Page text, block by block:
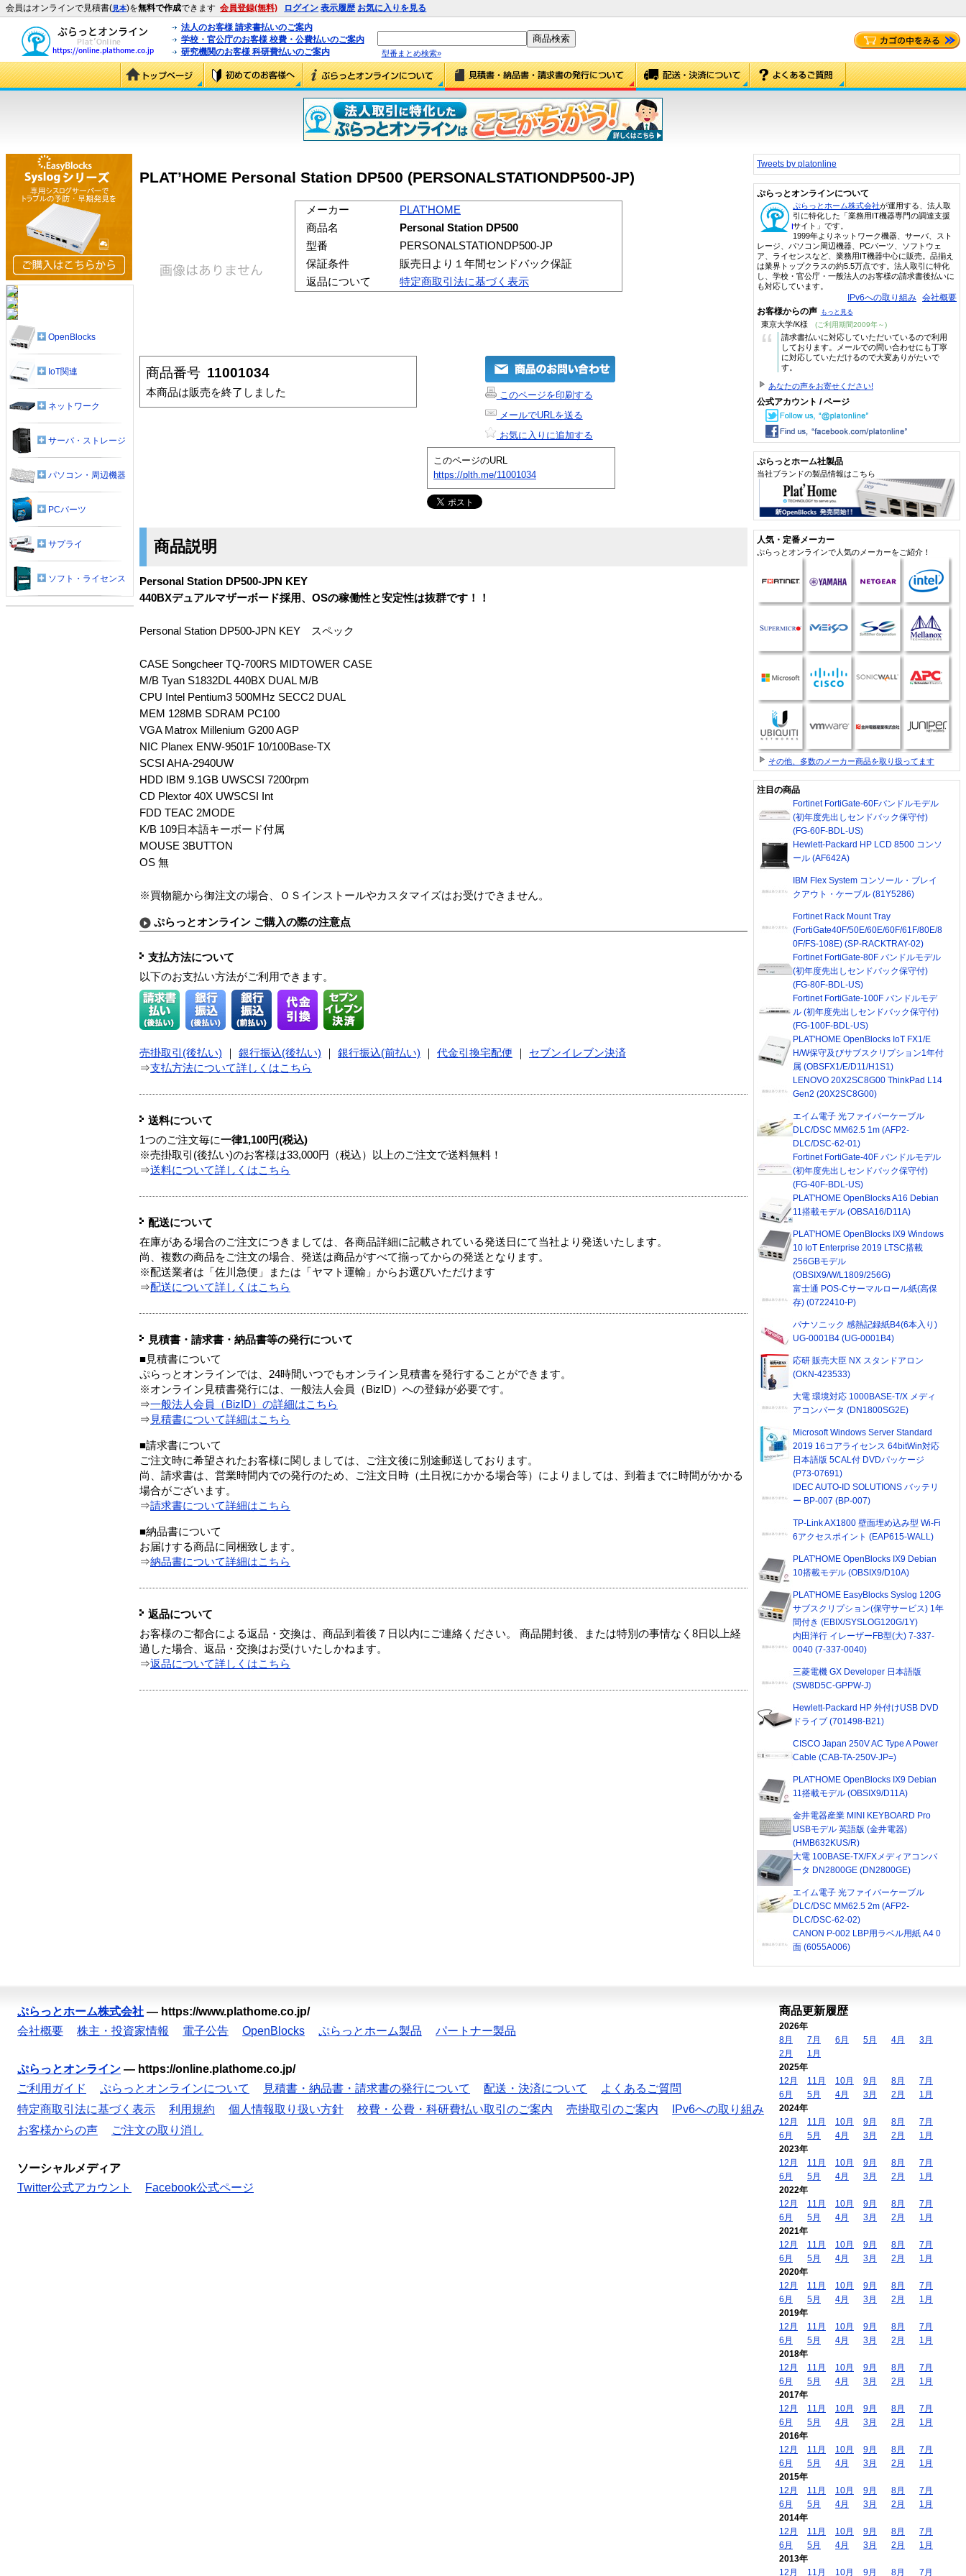
会員はオンラインで見積書(見本)を無料で作成できます 会員登録(無料) ログイン 表示履歴 お気に入りを見る
法人のお客様 請求書払いのご案内
学校・官公庁のお客様 校費・公費払いのご案内
研究機関のお客様 科研費払いのご案内
型番まとめ検索»
PLAT’HOME Personal Station DP500 (PERSONALSTATIONDP500-JP)
メーカー
PLAT'HOME
商品名
Personal Station DP500
型番
PERSONALSTATIONDP500-JP
保証条件
販売日より１年間センドバック保証
返品について
特定商取引法に基づく表示
商品番号 11001034
本商品は販売を終了しました
このページを印刷する
メールでURLを送る
お気に入りに追加する
このページのURL
https://plth.me/11001034
商品説明
Personal Station DP500-JPN KEY
440BXデュアルマザーボード採用、OSの稼働性と安定性は抜群です！！
Personal Station DP500-JPN KEY スペック
CASE Songcheer TQ-700RS MIDTOWER CASE
M/B Tyan S1832DL 440BX DUAL M/B
CPU Intel Pentium3 500MHz SECC2 DUAL
MEM 128MB SDRAM PC100
VGA Matrox Millenium G200 AGP
NIC Planex ENW-9501F 10/100Base-TX
SCSI AHA-2940UW
HDD IBM 9.1GB UWSCSI 7200rpm
CD Plextor 40X UWSCSI Int
FDD TEAC 2MODE
K/B 109日本語キーボード付属
MOUSE 3BUTTON
OS 無
※買物籠から御注文の場合、ＯＳインストールやカスタマイズはお受けできません。
ぷらっとオンライン ご購入の際の注意点
支払方法について
以下のお支払い方法がご利用できます。
売掛取引(後払い) 銀行振込(後払い) 銀行振込(前払い) 代金引換宅配便
セブンイレブン決済
⇒支払方法について詳しくはこちら
送料について
1つのご注文毎に一律1,100円(税込)
※売掛取引(後払い)のお客様は33,000円（税込）以上のご注文で送料無料！
⇒送料について詳しくはこちら
配送について
在庫がある場合のご注文につきましては、各商品詳細に記載されている発送日にて当社より発送いたします。
尚、複数の商品をご注文の場合、発送は商品がすべて揃ってからの発送となります。
※配送業者は「佐川急便」または「ヤマト運輸」からお選びいただけます
⇒配送について詳しくはこちら
見積書・請求書・納品書等の発行について
■見積書について
ぷらっとオンラインでは、24時間いつでもオンライン見積書を発行することができます。
※オンライン見積書発行には、一般法人会員（BizID）への登録が必要です。
⇒一般法人会員（BizID）の詳細はこちら
⇒ 見積書について詳細はこちら
■請求書について
ご注文時に希望されたお客様に関しましては、ご注文後に別途郵送しております。
尚、請求書は、営業時間内での発行のため、ご注文日時（土日祝にかかる場合等）によりましては、到着までに時間がかかる
場合がございます。
⇒請求書について詳細はこちら
■納品書について
お届けする商品に同梱致します。
⇒納品書について詳細はこちら
返品について
お客様のご都合による返品・交換は、商品到着後７日以内にご連絡ください。 商品開封後、または特別の事情なく8日以上経
過した場合、返品・交換はお受けいたしかねます。
⇒返品について詳しくはこちら
OpenBlocks
IoT関連
ネットワーク
サーバ・ストレージ
パソコン・周辺機器
PCパーツ
サプライ
ソフト・ライセンス
Tweets by platonline
ぷらっとオンラインについて
ぷらっとホーム株式会社が運用する、法人取
引に特化した「業務用IT機器専門の調達支援
サイト」です。
1999年よりネットワーク機器、サーバ、スト
レージ、パソコン周辺機器、PCパーツ、ソフトウェ
ア、ライセンスなど、業務用IT機器中心に販売。品揃え
は業界トップクラスの約5.5万点です。法人取引に特化
し、学校・官公庁・一般法人のお客様の請求書後払いに
も対応しています。
IPv6への取り組み 会社概要
お客様からの声 もっと見る
東京大学/K様 (ご利用期間2009年～)
“
請求書払いに対応していただいているので利用
しております。メールでの問い合わせにも丁寧
に対応していただけるので大変ありがたいで
す。
あなたの声をお寄せください!
公式アカウント / ページ
ぷらっとホーム社製品
当社ブランドの製品情報はこちら
人気・定番メーカー
ぷらっとオンラインで人気のメーカーをご紹介！
その他、多数のメーカー商品を取り扱ってます
注目の商品
Fortinet FortiGate-60Fバンドルモデル
(初年度先出しセンドバック保守付)
(FG-60F-BDL-US)
Hewlett-Packard HP LCD 8500 コンソ
ール (AF642A)
IBM Flex System コンソール・ブレイ
クアウト・ケーブル (81Y5286)
Fortinet Rack Mount Tray
(FortiGate40F/50E/60E/60F/61F/80E/8
0F/FS-108E) (SP-RACKTRAY-02)
Fortinet FortiGate-80F バンドルモデル
(初年度先出しセンドバック保守付)
(FG-80F-BDL-US)
Fortinet FortiGate-100F バンドルモデ
ル (初年度先出しセンドバック保守付)
(FG-100F-BDL-US)
PLAT'HOME OpenBlocks IoT FX1/E
H/W保守及びサブスクリプション1年付
属 (OBSFX1/E/D11/H1S1)
LENOVO 20X2SC8G00 ThinkPad L14
Gen2 (20X2SC8G00)
エイム電子 光ファイバーケーブル
DLC/DSC MM62.5 1m (AFP2-
DLC/DSC-62-01)
Fortinet FortiGate-40F バンドルモデル
(初年度先出しセンドバック保守付)
(FG-40F-BDL-US)
PLAT'HOME OpenBlocks A16 Debian
11搭載モデル (OBSA16/D11A)
PLAT'HOME OpenBlocks IX9 Windows
10 IoT Enterprise 2019 LTSC搭載
256GBモデル
(OBSIX9/W/L1809/256G)
富士通 POS-Cサーマルロール紙(高保
存) (0722410-P)
パナソニック 感熱記録紙B4(6本入り)
UG-0001B4 (UG-0001B4)
応研 販売大臣 NX スタンドアロン
(OKN-423533)
大電 環境対応 1000BASE-T/X メディ
アコンバータ (DN1800SG2E)
Microsoft Windows Server Standard
2019 16コアライセンス 64bitWin対応
日本語版 5CAL付 DVDパッケージ
(P73-07691)
IDEC AUTO-ID SOLUTIONS バッテリ
ー BP-007 (BP-007)
TP-Link AX1800 壁面埋め込み型 Wi-Fi
6アクセスポイント (EAP615-WALL)
PLAT'HOME OpenBlocks IX9 Debian
10搭載モデル (OBSIX9/D10A)
PLAT'HOME EasyBlocks Syslog 120G
サブスクリプション(保守サービス) 1年
間付き (EBIX/SYSLOG120G/1Y)
内田洋行 イレーザーFB型(大) 7-337-
0040 (7-337-0040)
三菱電機 GX Developer 日本語版
(SW8D5C-GPPW-J)
Hewlett-Packard HP 外付けUSB DVD
ドライブ (701498-B21)
CISCO Japan 250V AC Type A Power
Cable (CAB-TA-250V-JP=)
PLAT'HOME OpenBlocks IX9 Debian
11搭載モデル (OBSIX9/D11A)
金井電器産業 MINI KEYBOARD Pro
USBモデル 英語版 (金井電器)
(HMB632KUS/R)
大電 100BASE-TX/FXメディアコンバ
ータ DN2800GE (DN2800GE)
エイム電子 光ファイバーケーブル
DLC/DSC MM62.5 2m (AFP2-
DLC/DSC-62-02)
CANON P-002 LBP用ラベル用紙 A4 0
面 (6055A006)
ぷらっとホーム株式会社 — https://www.plathome.co.jp/
会社概要
株主・投資家情報 電子公告 OpenBlocks ぷらっとホーム製品 パートナー製品
ぷらっとオンライン — https://online.plathome.co.jp/
ご利用ガイド
ぷらっとオンラインについて 見積書・納品書・請求書の発行について 配送・決済について
よくあるご質問
特定商取引法に基づく表示
利用規約 個人情報取り扱い方針 校費・公費・科研費払い取引のご案内 売掛取引のご案内
IPv6への取り組み
お客様からの声
ご注文の取り消し
ソーシャルメディア
Twitter公式アカウント
Facebook公式ページ
商品更新履歴
2026年
8月
7月 6月 5月 4月
3月
2月
1月
2025年
12月
11月 10月 9月 8月
7月
6月
5月 4月 3月 2月
1月
2024年
12月
11月 10月 9月 8月
7月
6月
5月 4月 3月 2月
1月
2023年
12月
11月 10月 9月 8月
7月
6月
5月 4月 3月 2月
1月
2022年
12月
11月 10月 9月 8月
7月
6月
5月 4月 3月 2月
1月
2021年
12月
11月 10月 9月 8月
7月
6月
5月 4月 3月 2月
1月
2020年
12月
11月 10月 9月 8月
7月
6月
5月 4月 3月 2月
1月
2019年
12月
11月 10月 9月 8月
7月
6月
5月 4月 3月 2月
1月
2018年
12月
11月 10月 9月 8月
7月
6月
5月 4月 3月 2月
1月
2017年
12月
11月 10月 9月 8月
7月
6月
5月 4月 3月 2月
1月
2016年
12月
11月 10月 9月 8月
7月
6月
5月 4月 3月 2月
1月
2015年
12月
11月 10月 9月 8月
7月
6月
5月 4月 3月 2月
1月
2014年
12月
11月 10月 9月 8月
7月
6月
5月 4月 3月 2月
1月
2013年
12月
11月 10月 9月 8月 7月